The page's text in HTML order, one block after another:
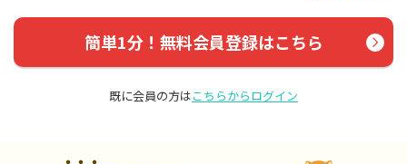
簡単1分！無料会員登録はこちら
既に会員の方はこちらからログイン